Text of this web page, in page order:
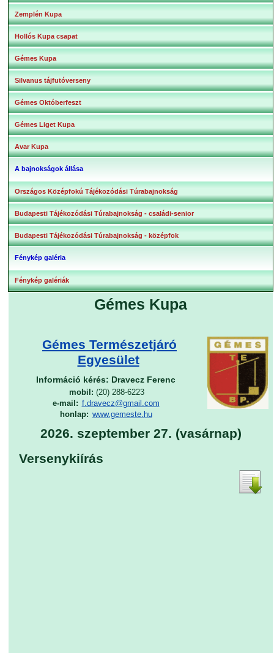
Zemplén Kupa
Hollós Kupa csapat
Gémes Kupa
Silvanus tájfutóverseny
Gémes Októberfeszt
Gémes Liget Kupa
Avar Kupa
A bajnokságok állása
Országos Középfokú Tájékozódási Túrabajnokság
Budapesti Tájékozódási Túrabajnokság - családi-senior
Budapesti Tájékozódási Túrabajnokság - középfok
Fénykép galéria
Fénykép galériák
Gémes Kupa
Gémes Természetjáró
Egyesület
Információ kérés: Dravecz Ferenc
mobil: (20) 288-6223
e-mail: f.dravecz@gmail.com
honlap: www.gemeste.hu
2026. szeptember 27. (vasárnap)
Versenykiírás